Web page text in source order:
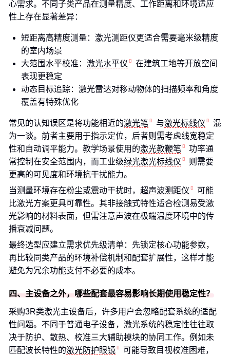
心需求。不同子类产品在测量精度、工作距离和环境适应
性上存在显著差异：
短距离高精度测量：激光测距仪更适合需要毫米级精度
的室内场景
大范围水平校准： 激光水平仪
在建筑工地等开放空间
表现更稳定
动态目标追踪：激光雷达对移动物体的扫描频率和角度
覆盖有特殊优化
常见的认知误区是将功能相近的激光笔 与激光标线仪
混
为一谈。前者主要用于指示定位，后者则需考虑线宽稳定
性和自动调平能力。教学场景使用的激光教鞭笔
功率通
常控制在安全范围内，而工业级绿光激光标线仪
则需要
更高的可见度和环境抗干扰能力。
当测量环境存在粉尘或震动干扰时， 超声波测距仪
可能
比激光方案更具可靠性。其非接触式特性适合检测易受激
光影响的材料表面，但需注意声波在极端温度环境中的传
播衰减问题。
最终选型应建立需求优先级清单：先锁定核心功能参数，
再比较同类产品的环境补偿机制和配套扩展性，这样才能
避免为冗余功能支付不必要的成本。
四、主设备之外，哪些配套最容易影响长期使用稳定性？
采购3R类激光主设备后，许多用户会忽略配套系统的适配
性问题。不同于普通电子设备，激光系统的稳定性往往取
决于防护、散热、校准三大辅助模块的协同工作。例如未
匹配波长特性的激光防护眼镜
可能导致目视校准困难，